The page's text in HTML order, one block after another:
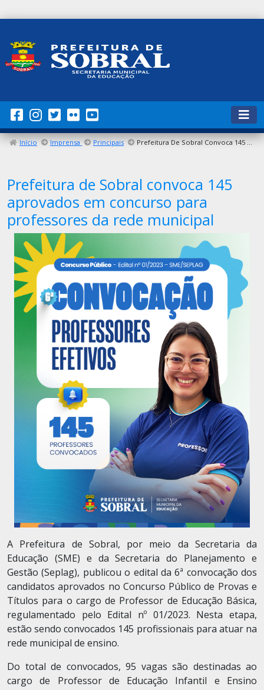
Início Imprensa Principais Prefeitura De Sobral Convoca 145 Aprovados Em Concurso Para Professores Da Rede Municipal
Prefeitura de Sobral convoca 145
aprovados em concurso para
professores da rede municipal
A Prefeitura de Sobral, por meio da Secretaria da
Educação (SME) e da Secretaria do Planejamento e
Gestão (Seplag), publicou o edital da 6ª convocação dos
candidatos aprovados no Concurso Público de Provas e
Títulos para o cargo de Professor de Educação Básica,
regulamentado pelo Edital nº 01/2023. Nesta etapa,
estão sendo convocados 145 profissionais para atuar na
rede municipal de ensino.
Do total de convocados, 95 vagas são destinadas ao
cargo de Professor de Educação Infantil e Ensino